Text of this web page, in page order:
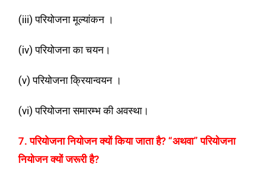
(iii) परियोजना मूल्यांकन ।
(iv) परियोजना का चयन।
(v) परियोजना क्रियान्वयन ।
(vi) परियोजना समारम्भ की अवस्था।
7. परियोजना नियोजन क्यों किया जाता है? “अथवा” परियोजना
नियोजन क्यों जरूरी है?